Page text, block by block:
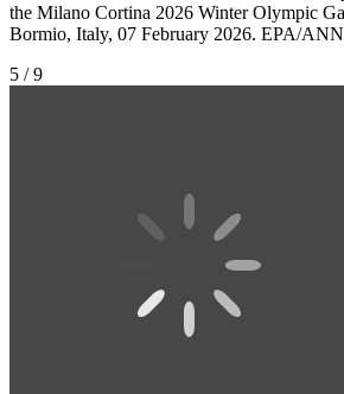
the Milano Cortina 2026 Winter Olympic
Bormio, Italy, 07 February 2026. EPA/
5 / 9